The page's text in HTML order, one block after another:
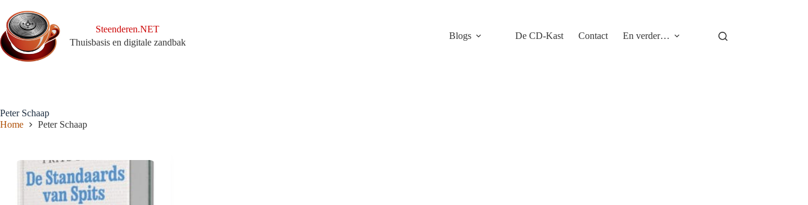
naar
de
inhoud
Steenderen.NET
Thuisbasis en digitale zandbak
Blogs De CD-Kast Contact En verder…
Peter Schaap
Home
Peter Schaap